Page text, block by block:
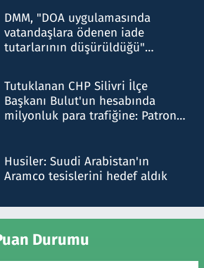
DMM, "DOA uygulamasında
vatandaşlara ödenen iade
tutarlarının düşürüldüğü"
Tutuklanan CHP Silivri İlçe
Başkanı Bulut'un hesabında
milyonluk para trafiğine: Patron
Husiler: Suudi Arabistan'ın
Aramco tesislerini hedef aldık
Durumu